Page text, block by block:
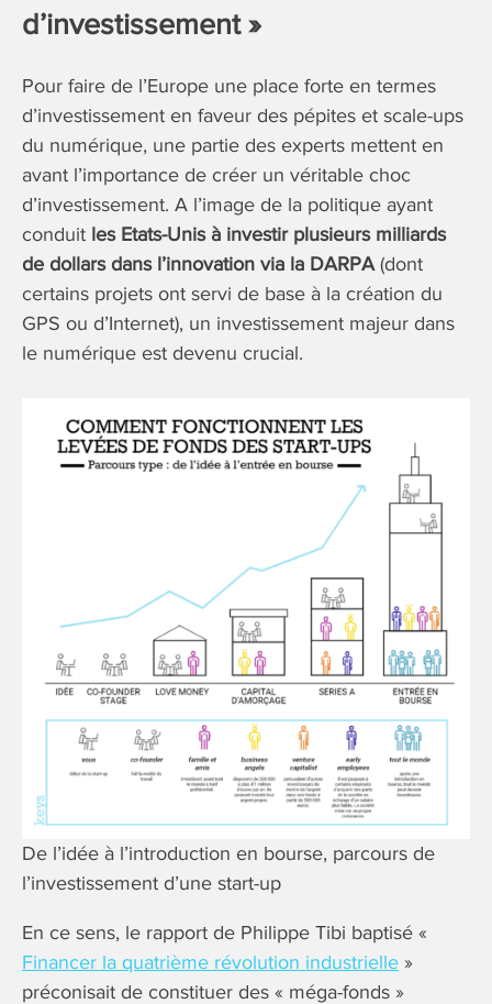
d’investissement »
Pour faire de l’Europe une place forte en termes
d’investissement en faveur des pépites et scale-ups
du numérique, une partie des experts mettent en
avant l’importance de créer un véritable choc
d’investissement. A l’image de la politique ayant
conduit les Etats-Unis à investir plusieurs milliards
de dollars dans l’innovation via la DARPA (dont
certains projets ont servi de base à la création du
GPS ou d’Internet), un investissement majeur dans
le numérique est devenu crucial.
De l’idée à l’introduction en bourse, parcours de
l’investissement d’une start-up
En ce sens, le rapport de Philippe Tibi baptisé «
Financer la quatrième révolution industrielle »
préconisait de constituer des « méga-fonds »